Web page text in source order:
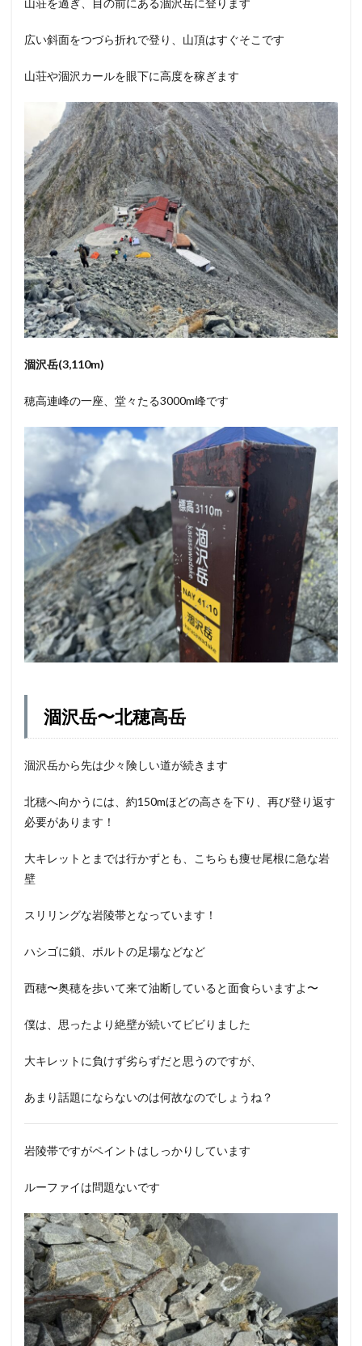
山荘を過ぎ、目の前にある涸沢岳に登ります
広い斜面をつづら折れで登り、山頂はすぐそこです
山荘や涸沢カールを眼下に高度を稼ぎます
涸沢岳(3,110m)
穂高連峰の一座、堂々たる3000m峰です
涸沢岳〜北穂高岳
涸沢岳から先は少々険しい道が続きます
北穂へ向かうには、約150mほどの高さを下り、再び登り返す
必要があります！
大キレットとまでは行かずとも、こちらも痩せ尾根に急な岩
壁
スリリングな岩陵帯となっています！
ハシゴに鎖、ボルトの足場などなど
西穂〜奥穂を歩いて来て油断していると面食らいますよ〜
僕は、思ったより絶壁が続いてビビりました
大キレットに負けず劣らずだと思うのですが、
あまり話題にならないのは何故なのでしょうね？
岩陵帯ですがペイントはしっかりしています
ルーファイは問題ないです